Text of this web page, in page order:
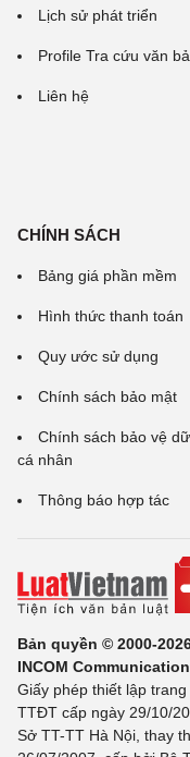
Lịch sử phát triển
Profile Tra cứu văn
Liên hệ
CHÍNH SÁCH
Bảng giá phần mềm
Hình thức thanh toán
Quy ước sử dụng
Chính sách bảo mật
Chính sách bảo vệ
cá nhân
Thông báo hợp tác
Bản quyền © 2000-
INCOM
Giấy phép thiết lập
TTĐT cấp ngày 29/10/
Sở TT-TT Hà Nội, thay